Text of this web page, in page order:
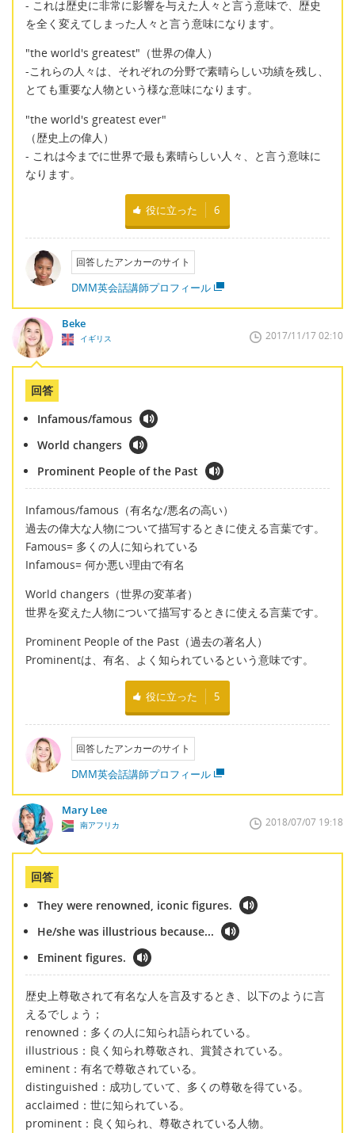
- これは歴史に非常に影響を与えた人々と言う意味で、歴史
を全く変えてしまった人々と言う意味になります。
"the world's greatest"（世界の偉人）
-これらの人々は、それぞれの分野で素晴らしい功績を残し、
とても重要な人物という様な意味になります。
"the world's greatest ever"
（歴史上の偉人）
- これは今までに世界で最も素晴らしい人々、と言う意味に
なります。
役に立った 6
回答したアンカーのサイト
DMM英会話講師プロフィール
Beke
イギリス 2017/11/17 02:10
回答
Infamous/famous
World changers
Prominent People of the Past
Infamous/famous（有名な/悪名の高い）
過去の偉大な人物について描写するときに使える言葉です。
Famous= 多くの人に知られている
Infamous= 何か悪い理由で有名
World changers（世界の変革者）
世界を変えた人物について描写するときに使える言葉です。
Prominent People of the Past（過去の著名人）
Prominentは、有名、よく知られているという意味です。
役に立った 5
回答したアンカーのサイト
DMM英会話講師プロフィール
Mary Lee
南アフリカ 2018/07/07 19:18
回答
They were renowned, iconic figures.
He/she was illustrious because...
Eminent figures.
歴史上尊敬されて有名な人を言及するとき、以下のように言
えるでしょう；
renowned：多くの人に知られ語られている。
illustrious：良く知られ尊敬され、賞賛されている。
eminent：有名で尊敬されている。
distinguished：成功していて、多くの尊敬を得ている。
acclaimed：世に知られている。
prominent：良く知られ、尊敬されている人物。